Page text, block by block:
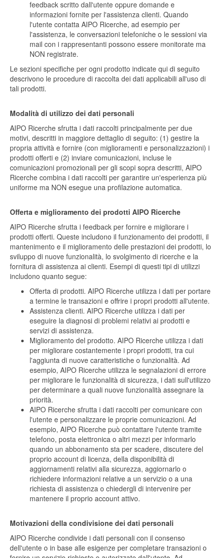
feedback scritto dall'utente oppure domande e
informazioni fornite per l'assistenza clienti. Quando
l'utente contatta AIPO Ricerche, ad esempio per
l'assistenza, le conversazioni telefoniche o le sessioni via
mail con i rappresentanti possono essere monitorate ma
NON registrate.
Le sezioni specifiche per ogni prodotto indicate qui di seguito
descrivono le procedure di raccolta dei dati applicabili all'uso di
tali prodotti.
Modalità di utilizzo dei dati personali
AIPO Ricerche sfrutta i dati raccolti principalmente per due
motivi, descritti in maggiore dettaglio di seguito: (1) gestire la
propria attività e fornire (con miglioramenti e personalizzazioni) i
prodotti offerti e (2) inviare comunicazioni, incluse le
comunicazioni promozionali per gli scopi sopra descritti, AIPO
Ricerche combina i dati raccolti per garantire un'esperienza più
uniforme ma NON esegue una profilazione automatica.
Offerta e miglioramento dei prodotti AIPO Ricerche
AIPO Ricerche sfrutta i feedback per fornire e migliorare i
prodotti offerti. Queste includono il funzionamento dei prodotti, il
mantenimento e il miglioramento delle prestazioni dei prodotti, lo
sviluppo di nuove funzionalità, lo svolgimento di ricerche e la
fornitura di assistenza ai clienti. Esempi di questi tipi di utilizzi
includono quanto segue:
Offerta di prodotti. AIPO Ricerche utilizza i dati per portare
a termine le transazioni e offrire i propri prodotti all'utente.
Assistenza clienti. AIPO Ricerche utilizza i dati per
eseguire la diagnosi di problemi relativi ai prodotti e
servizi di assistenza.
Miglioramento del prodotto. AIPO Ricerche utilizza i dati
per migliorare costantemente i propri prodotti, tra cui
l'aggiunta di nuove caratteristiche o funzionalità. Ad
esempio, AIPO Ricerche utilizza le segnalazioni di errore
per migliorare le funzionalità di sicurezza, i dati sull'utilizzo
per determinare a quali nuove funzionalità assegnare la
priorità.
AIPO Ricerche sfrutta i dati raccolti per comunicare con
l'utente e personalizzare le proprie comunicazioni. Ad
esempio, AIPO Ricerche può contattare l'utente tramite
telefono, posta elettronica o altri mezzi per informarlo
quando un abbonamento sta per scadere, discutere del
proprio account di licenza, della disponibilità di
aggiornamenti relativi alla sicurezza, aggiornarlo o
richiedere informazioni relative a un servizio o a una
richiesta di assistenza o chiedergli di intervenire per
mantenere il proprio account attivo.
Motivazioni della condivisione dei dati personali
AIPO Ricerche condivide i dati personali con il consenso
dell'utente o in base alle esigenze per completare transazioni o